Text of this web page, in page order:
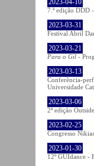
2023-04-10
7.ª edição DDD
2023-03-31
Festival Abril
2023-03-21
Para o Gil -
2023-03-13
Conferência-
Universidade
2023-03-06
2ª edição
2023-02-25
Congresso
2023-01-30
12º GUIdance -